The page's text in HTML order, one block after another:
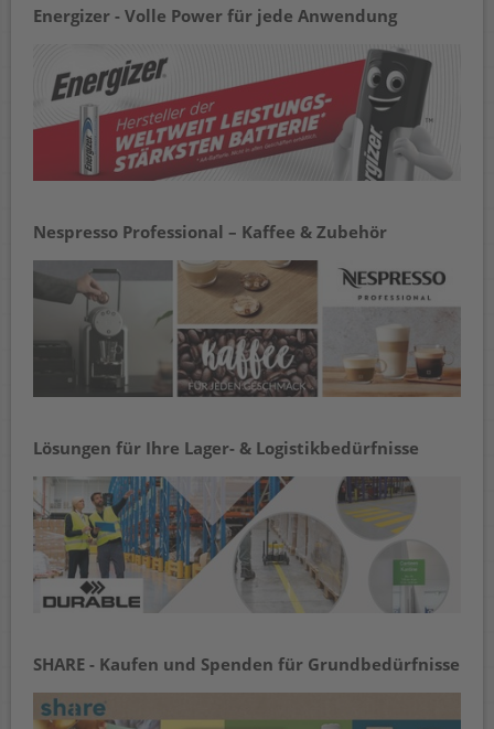
Energizer - Volle Power für jede Anwendung
Nespresso Professional – Kaffee & Zubehör
Lösungen für Ihre Lager- & Logistikbedürfnisse
SHARE - Kaufen und Spenden für Grundbedürfnisse